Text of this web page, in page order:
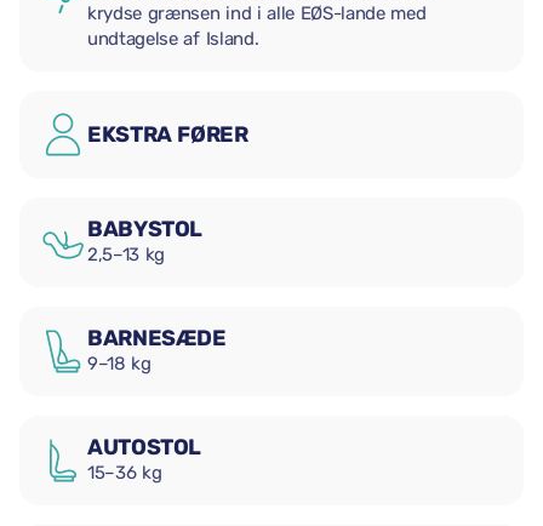
krydse grænsen ind i alle EØS-lande med
undtagelse af Island.
EKSTRA FØRER
BABYSTOL
2,5–13 kg
BARNESÆDE
9–18 kg
AUTOSTOL
15–36 kg